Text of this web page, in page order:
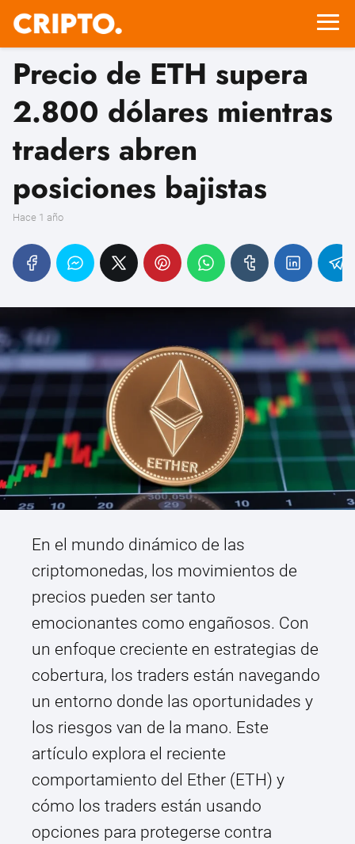
Precio de ETH supera
2.800 dólares mientras
traders abren
posiciones bajistas
hace 1 año
En el mundo dinámico de las
criptomonedas, los movimientos de
precios pueden ser tanto
emocionantes como engañosos. Con
un enfoque creciente en estrategias de
cobertura, los traders están navegando
un entorno donde las oportunidades y
los riesgos van de la mano. Este
artículo explora el reciente
comportamiento del Ether (ETH) y
cómo los traders están usando
opciones para protegerse contra